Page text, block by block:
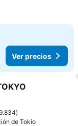
Ver precios
de Tokio